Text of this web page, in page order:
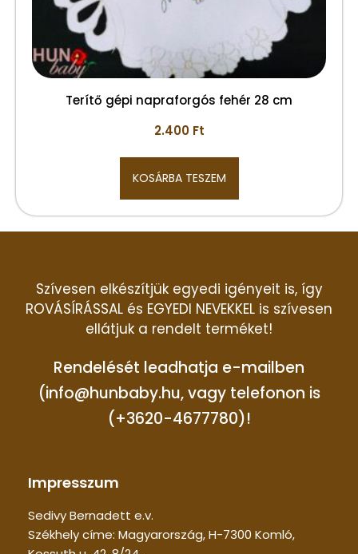
Terítő gépi napraforgós fehér 28 cm
2.400 Ft
KOSÁRBA TESZEM
Szívesen elkészítjük egyedi igényeit is, így
ROVÁSÍRÁSSAL és EGYEDI NEVEKKEL is szívesen
ellátjuk a rendelt terméket!
Rendelését leadhatja e-mailben
(info@hunbaby.hu, vagy telefonon is
(+3620-4677780)!
Impresszum
Sedivy Bernadett e.v.
Székhely címe: Magyarország, H-7300 Komló,